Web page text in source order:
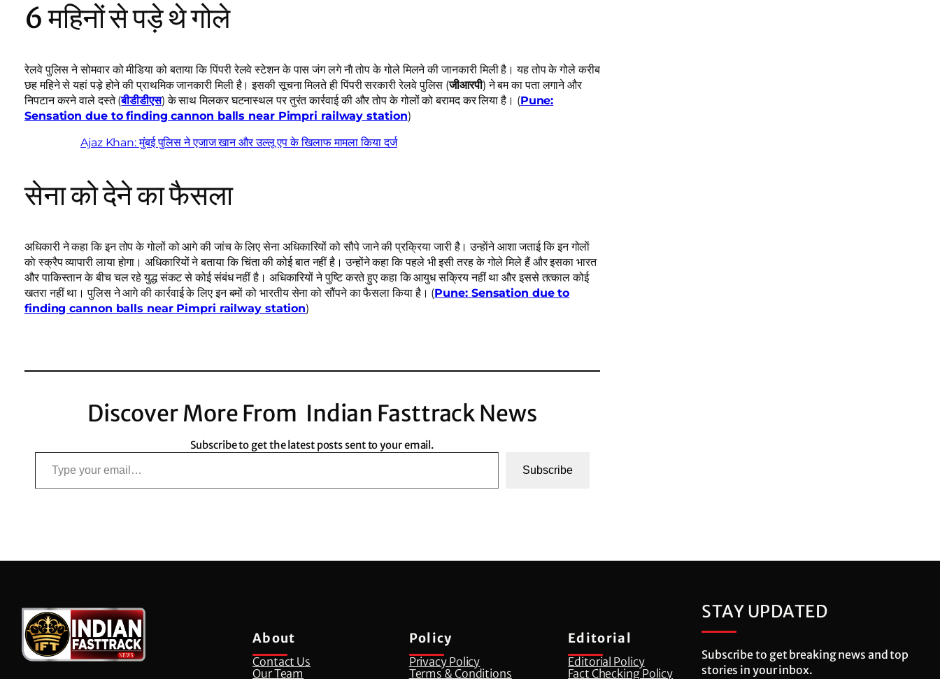
6 महिनों से पड़े थे गोले
रेलवे पुलिस ने सोमवार को मीडिया को बताया कि पिंपरी रेलवे स्टेशन के पास जंग लगे नाै तोप के गोले मिलने की जानकारी मिली है। यह तोप के गोले करीब
छह महिने से यहां पड़े होने की प्राथमिक जानकारी मिली है। इसकी सूचना मिलते ही पिंपरी सरकारी रेलवे पुलिस (जीआरपी) ने बम का पता लगाने और
निपटान करने वाले दस्ते (बीडीडीएस) के साथ मिलकर घटनास्थल पर तुरंत कार्रवाई की और तोप के गोलों को बरामद कर लिया है। (Pune:
Sensation due to finding cannon balls near Pimpri railway station)
Ajaz Khan: मुंबई पुलिस ने एजाज खान और उल्लू एप के खिलाफ मामला किया दर्ज
सेना को देने का फैसला
अधिकारी ने कहा कि इन तोप के गोलों को आगे की जांच के लिए सेना अधिकारियों को सौपे जाने की प्रक्रिया जारी है। उन्हाेंने आशा जताई कि इन गोलाें
काे स्क्रैप व्यापारी लाया हाेगा। अधिकारियों ने बताया कि चिंता की कोई बात नहीं है। उन्होंने कहा कि पहले भी इसी तरह के गोले मिले हैं और इसका भारत
और पाकिस्तान के बीच चल रहे युद्ध संकट से कोई संबंध नहीं है। अधिकारियों ने पुष्टि करते हुए कहा कि आयुध सक्रिय नहीं था और इससे तत्काल कोई
खतरा नहीं था। पुलिस ने आगे की कार्रवाई के लिए इन बमों को भारतीय सेना को सौंपने का फैसला किया है। (Pune: Sensation due to
finding cannon balls near Pimpri railway station)
Discover More From Indian Fasttrack News
Subscribe to get the latest posts sent to your email.
Type your email…
Subscribe
About
Contact Us
Our Team
Policy
Privacy Policy
Terms & Conditions
Editorial
Editorial Policy
Fact Checking Policy
STAY UPDATED
Subscribe to get breaking news and top
stories in your inbox.